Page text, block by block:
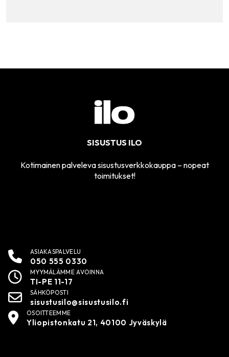
SISUSTUS ILO
Kotimainen palveleva sisustusverkkokauppa – nopeat
toimitukset!
ASIAKASPALVELU
050 555 0330
MYYMÄLÄMME AVOINNA
TI-PE 11-17
SÄHKÖPOSTI
sisustusilo@sisustusilo.fi
OSOITTEEMME
Yliopistonkatu 21, 40100 Jyväskylä